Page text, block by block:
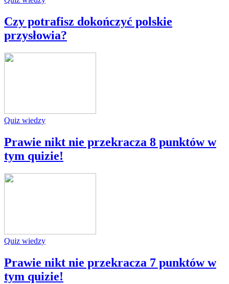
Czy potrafisz dokończyć polskie
przysłowia?
Quiz wiedzy
Prawie nikt nie przekracza 8 punktów w
tym quizie!
Quiz wiedzy
Prawie nikt nie przekracza 7 punktów w
tym quizie!